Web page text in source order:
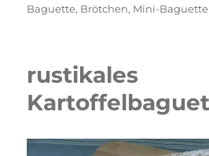
am
Baguette, Brötchen, Mini-Baguette
rustikales